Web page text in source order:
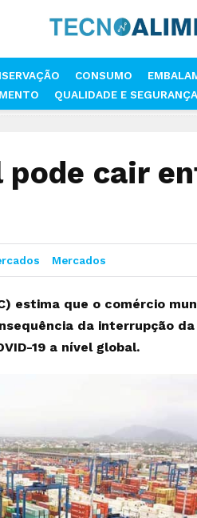
CONSUMO
QUALIDADE E
MUNDIAL PODE CAIR ENTRE 13%
pode cair
Mercados
estima que o comércio
da interrupção
19 a nível global.